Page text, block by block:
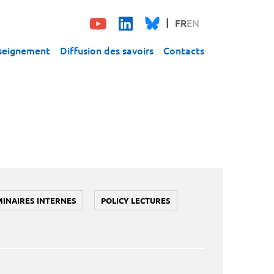
FREN
Diffusion des savoirs Contacts
INTERNES POLICY LECTURES